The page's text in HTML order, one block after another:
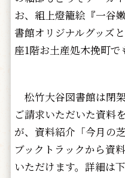
お、組上燈籠絵『一谷
書館オリジナルグッズ
座1階お土産処木挽町で
松竹大谷図書館は閉
ご請求いただいた資料
が、資料紹介「今月の
ブックトラックから資
いただけます。詳細は